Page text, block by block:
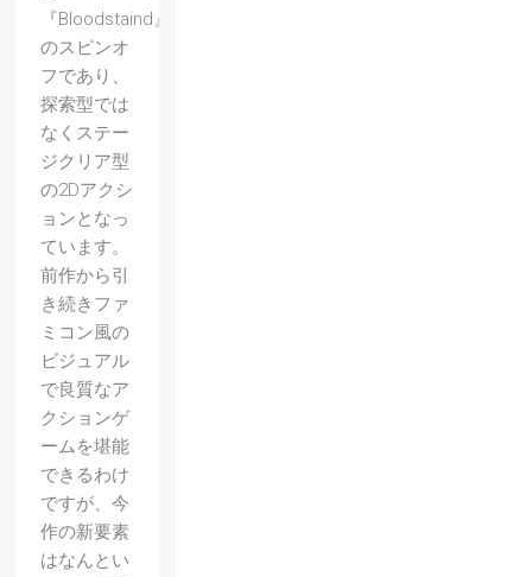
『Bloodstaind』
のスピンオ
フであり、
探索型では
なくステー
ジクリア型
の2Dアクシ
ョンとなっ
ています。
前作から引
き続きファ
ミコン風の
ビジュアル
で良質なア
クションゲ
ームを堪能
できるわけ
ですが、今
作の新要素
はなんとい